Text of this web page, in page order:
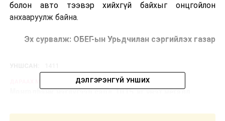
болон авто тээвэр хийхгүй байхыг онцгойлон
анхааруулж байна.
Эх сурвалж: ОБЕГ-ын Урьдчилан сэргийлэх газар
Монголбанк нэгдүгээр сард 1015 кг үнэт металл
ДЭЛГЭРЭНГҮЙ УНШИХ